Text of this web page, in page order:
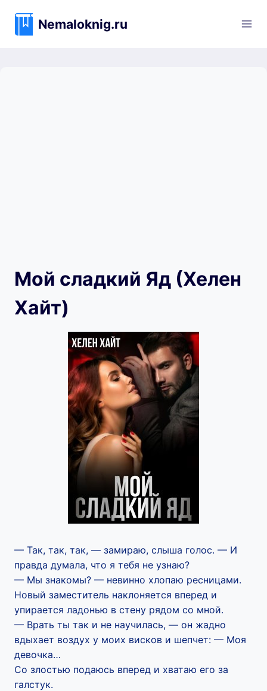
содержимому
Nemaloknig.ru
Мой сладкий Яд (Хелен
Хайт)
— Так, так, так, — замираю, слыша голос. — И
правда думала, что я тебя не узнаю?
— Мы знакомы? — невинно хлопаю ресницами.
Новый заместитель наклоняется вперед и
упирается ладонью в стену рядом со мной.
— Врать ты так и не научилась, — он жадно
вдыхает воздух у моих висков и шепчет: — Моя
девочка…
Со злостью подаюсь вперед и хватаю его за
галстук.